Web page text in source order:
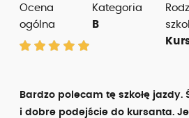
Ocena
ogólna
Kategoria
B
Bardzo polecam tę szkołę
i dobre podejście do kursanta.